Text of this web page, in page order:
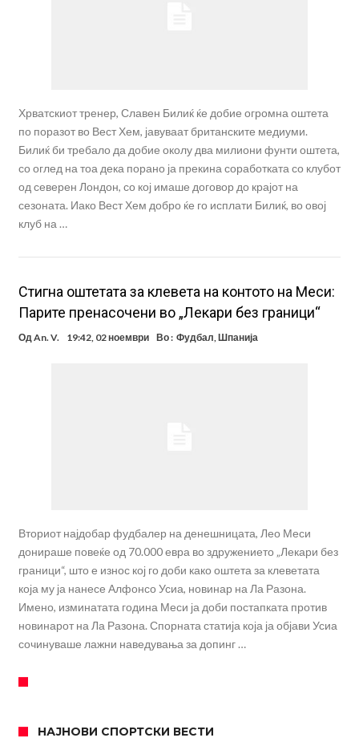
Хрватскиот тренер, Славен Билиќ ќе добие огромна оштета
по поразот во Вест Хем, јавуваат британските медиуми.
Билиќ би требало да добие околу два милиони фунти оштета,
со оглед на тоа дека порано ја прекина соработката со клубот
од северен Лондон, со кој имаше договор до крајот на
сезоната. Иако Вест Хем добро ќе го исплати Билиќ, во овој
клуб на …
Стигна оштетата за клевета на контото на Меси:
Парите пренасочени во „Лекари без граници“
ОдAn. V. 19:42, 02 ноември Во : Фудбал,Шпанија
Вториот најдобар фудбалер на денешницата, Лео Меси
донираше повеќе од 70.000 евра во здружението „Лекари без
граници“, што е износ кој го доби како оштета за клеветата
која му ја нанесе Алфонсо Усиа, новинар на Ла Разона.
Имено, изминатата година Меси ја доби постапката против
новинарот на Ла Разона. Спорната статија која ја објави Усиа
сочинуваше лажни наведувања за допинг …
НАЈНОВИ СПОРТСКИ ВЕСТИ